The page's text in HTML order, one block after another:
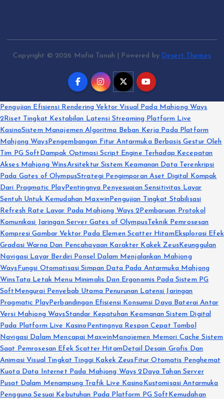
Copyright © 2026 Mafia Tanah | Powered by Desert Themes
Pengujian Efisiensi Rendering Vektor Visual Pada Mahjong Ways
2 Riset Tingkat Kestabilan Latensi Streaming Platform Live
KasinoSistem Manajemen Algoritma Beban Kerja Pada Platform
Mahjong WaysPengembangan Fitur Antarmuka Berbasis Gestur Oleh
Tim PG Soft Dampak Optimasi Script Engine Terhadap Kecepatan
Akses Mahjong WinsArsitektur Sistem Keamanan Data Terenkripsi
Pada Gates of OlympusStrategi Pengimporan Aset Digital Kompak
Dari Pragmatic PlayPentingnya Penyesuaian Sensitivitas Layar
Sentuh Untuk Kemudahan Maxwin Pengujian Tingkat Stabilisasi
Refresh Rate Layar Pada Mahjong Ways 2 Pembaruan Protokol
Komunikasi Jaringan Server Gates of OlympusTeknik Pemrosesan
Kompresi Gambar Vektor Pada Elemen Scatter HitamEksplorasi Efek
Gradasi Warna Dan Pencahayaan Karakter Kakek ZeusKeunggulan
Navigasi Layar Berdiri Ponsel Dalam Menjalankan Mahjong
Ways Fungsi Otomatisasi Simpan Data Pada Antarmuka Mahjong
WinsTata Letak Menu Minimalis Dan Ergonomis Pada Sistem PG
Soft Mengurai Penyebab Utama Penurunan Latensi Jaringan
Pragmatic PlayPerbandingan Efisiensi Konsumsi Daya Baterai Antar
Versi Mahjong WaysStandar Kepatuhan Keamanan Sistem Digital
Pada Platform Live Kasino Pentingnya Respon Cepat Tombol
Navigasi Dalam Mencapai Maxwin Manajemen Memori Cache Sistem
Saat Pemrosesan Efek Scatter HitamDetail Desain Grafis Dan
Animasi Visual Tingkat Tinggi Kakek Zeus Fitur Otomatis Penghemat
Kuota Data Internet Pada Mahjong Ways 2 Daya Tahan Server
Pusat Dalam Menampung Trafik Live Kasino Kustomisasi Antarmuka
Pengguna Sesuai Kebutuhan Pada Platform PG Soft Kemudahan